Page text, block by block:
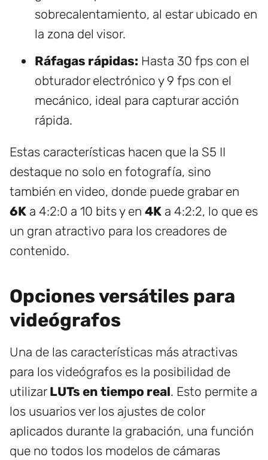
sobrecalentamiento, al estar ubicado en
la zona del visor.
Ráfagas rápidas: Hasta 30 fps con el
obturador electrónico y 9 fps con el
mecánico, ideal para capturar acción
rápida.
Estas características hacen que la S5 II
destaque no solo en fotografía, sino
también en video, donde puede grabar en
6K a 4:2:0 a 10 bits y en 4K a 4:2:2, lo que es
un gran atractivo para los creadores de
contenido.
Opciones versátiles para
videógrafos
Una de las características más atractivas
para los videógrafos es la posibilidad de
utilizar LUTs en tiempo real. Esto permite a
los usuarios ver los ajustes de color
aplicados durante la grabación, una función
que no todos los modelos de cámaras